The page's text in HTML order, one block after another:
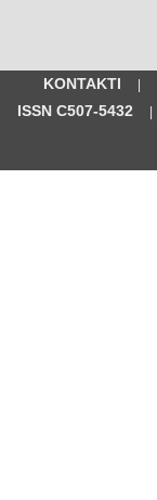
KONTAKTI |
ISSN C507-5432
|